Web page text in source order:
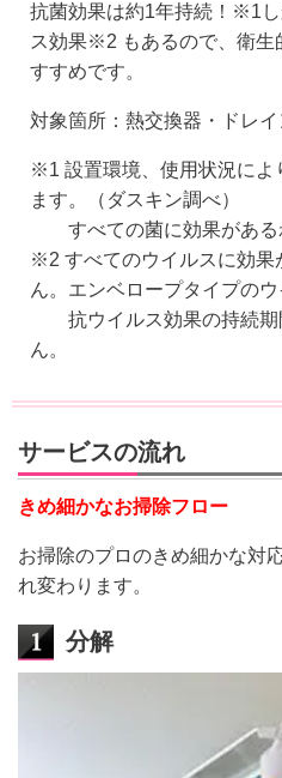
抗菌効果は約1年持続！ ※1
ス効果※2 もあるので、衛
すすめです。
対象箇所：熱交換器・ドレイ
※1 設置環境、使用状況によ
ます。（ダスキン調べ）
すべての菌に効果がある
※2 すべてのウイルスに効果
ん。エンベロープタイプの
抗ウイルス効果の持続
ん。
サービスの流れ
きめ細かなお掃除フロー
お掃除のプロのきめ細かな対
れ変わります。
分解